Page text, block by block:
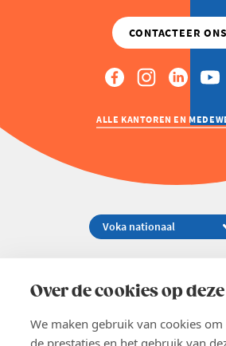
Over de cookies op
We maken gebruik van cookies
de prestaties en het gebruik van
ALLE KANTOREN EN
02 229 81 11